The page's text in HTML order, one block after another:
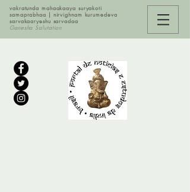
vakratunda mahaakaaya suryakoti
samaprabhaa | nirvighnam kurumedeva
sarvakaaryeshu sarvadaa
Ganesha Salutation